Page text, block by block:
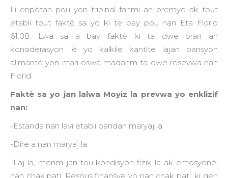
Li enpòtan pou yon tribinal fanmi an premye ak tout
etabli tout faktè sa yo ki te bay pou nan Eta Florid
61.08. Lwa sa a bay faktè ki ta dwe pran an
konsiderasyon lè yo kalkile kantite lajan pansyon
alimantè yon mari oswa madanm ta dwe resevwa nan
Florid.
Faktè sa yo jan lalwa Moyiz la prevwa yo enklizif
nan:
-Estanda nan lavi etabli pandan maryaj la
-Dire a nan maryaj la
-Laj la, menm jan tou kondisyon fizik la ak emosyonèl
nan chak pati. Resous finansye yo nan chak pati, ki gen